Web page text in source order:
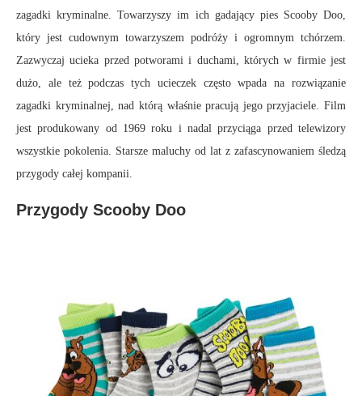
zagadki kryminalne. Towarzyszy im ich gadający pies Scooby Doo,
który jest cudownym towarzyszem podróży i ogromnym tchórzem.
Zazwyczaj ucieka przed potworami i duchami, których w firmie jest
dużo, ale też podczas tych ucieczek często wpada na rozwiązanie
zagadki kryminalnej, nad którą właśnie pracują jego przyjaciele. Film
jest produkowany od 1969 roku i nadal przyciąga przed telewizory
wszystkie pokolenia. Starsze maluchy od lat z zafascynowaniem śledzą
przygody całej kompanii.
Przygody Scooby Doo